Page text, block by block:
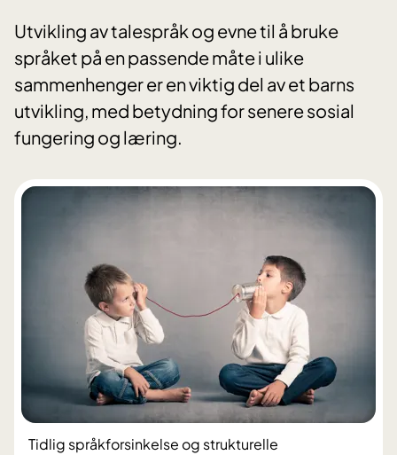
Utvikling av talespråk og evne til å bruke
språket på en passende måte i ulike
sammenhenger er en viktig del av et barns
utvikling, med betydning for senere sosial
fungering og læring.
Tidlig språkforsinkelse og strukturelle